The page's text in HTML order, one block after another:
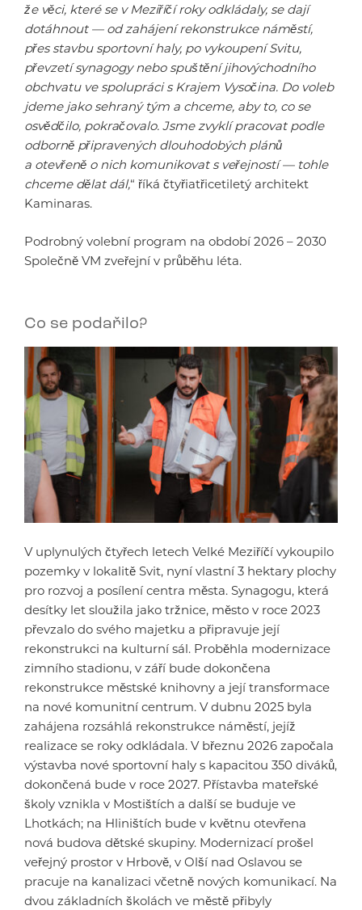
že věci, které se v Meziříčí roky odkládaly, se dají
dotáhnout — od zahájení rekonstrukce náměstí,
přes stavbu sportovní haly, po vykoupení Svitu,
převzetí synagogy nebo spuštění jihovýchodního
obchvatu ve spolupráci s Krajem Vysočina. Do voleb
jdeme jako sehraný tým a chceme, aby to, co se
osvědčilo, pokračovalo. Jsme zvyklí pracovat podle
odborně připravených dlouhodobých plánů
a otevřeně o nich komunikovat s veřejností — tohle
chceme dělat dál,“ říká čtyřiatřicetiletý architekt
Kaminaras.
Podrobný volební program na období 2026 – 2030
Společně VM zveřejní v průběhu léta.
Co se podařilo?
V uplynulých čtyřech letech Velké Meziříčí vykoupilo
pozemky v lokalitě Svit, nyní vlastní 3 hektary plochy
pro rozvoj a posílení centra města. Synagogu, která
desítky let sloužila jako tržnice, město v roce 2023
převzalo do svého majetku a připravuje její
rekonstrukci na kulturní sál. Proběhla modernizace
zimního stadionu, v září bude dokončena
rekonstrukce městské knihovny a její transformace
na nové komunitní centrum. V dubnu 2025 byla
zahájena rozsáhlá rekonstrukce náměstí, jejíž
realizace se roky odkládala. V březnu 2026 započala
výstavba nové sportovní haly s kapacitou 350 diváků,
dokončená bude v roce 2027. Přístavba mateřské
školy vznikla v Mostištích a další se buduje ve
Lhotkách; na Hliništích bude v květnu otevřena
nová budova dětské skupiny. Modernizací prošel
veřejný prostor v Hrbově, v Olší nad Oslavou se
pracuje na kanalizaci včetně nových komunikací. Na
dvou základních školách ve městě přibyly